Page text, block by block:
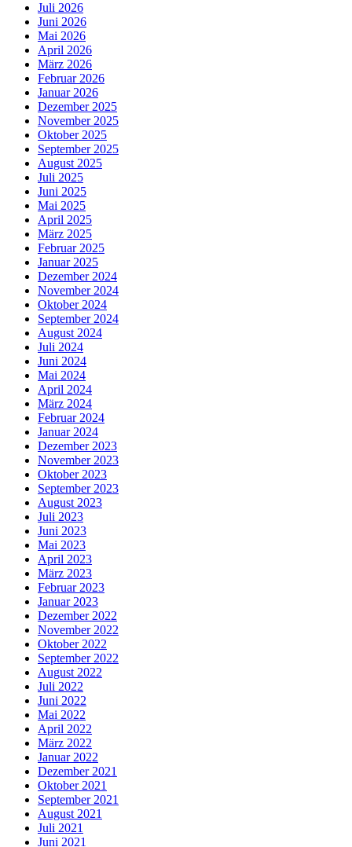
Juli 2026
Juni 2026
Mai 2026
April 2026
März 2026
Februar 2026
Januar 2026
Dezember 2025
November 2025
Oktober 2025
September 2025
August 2025
Juli 2025
Juni 2025
Mai 2025
April 2025
März 2025
Februar 2025
Januar 2025
Dezember 2024
November 2024
Oktober 2024
September 2024
August 2024
Juli 2024
Juni 2024
Mai 2024
April 2024
März 2024
Februar 2024
Januar 2024
Dezember 2023
November 2023
Oktober 2023
September 2023
August 2023
Juli 2023
Juni 2023
Mai 2023
April 2023
März 2023
Februar 2023
Januar 2023
Dezember 2022
November 2022
Oktober 2022
September 2022
August 2022
Juli 2022
Juni 2022
Mai 2022
April 2022
März 2022
Januar 2022
Dezember 2021
Oktober 2021
September 2021
August 2021
Juli 2021
Juni 2021